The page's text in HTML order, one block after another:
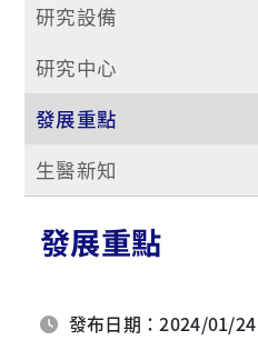
研究設備
研究中心
發展重點
生醫新知
發展重點
發布日期：2024/01/24